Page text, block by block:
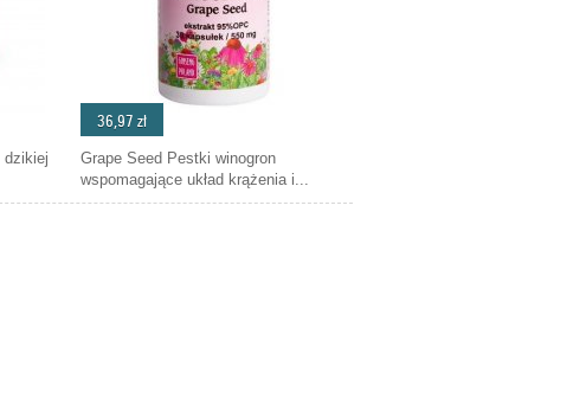
dzikiej
36,97 zł
Grape Seed Pestki winogron
wspomagające układ krążenia i...